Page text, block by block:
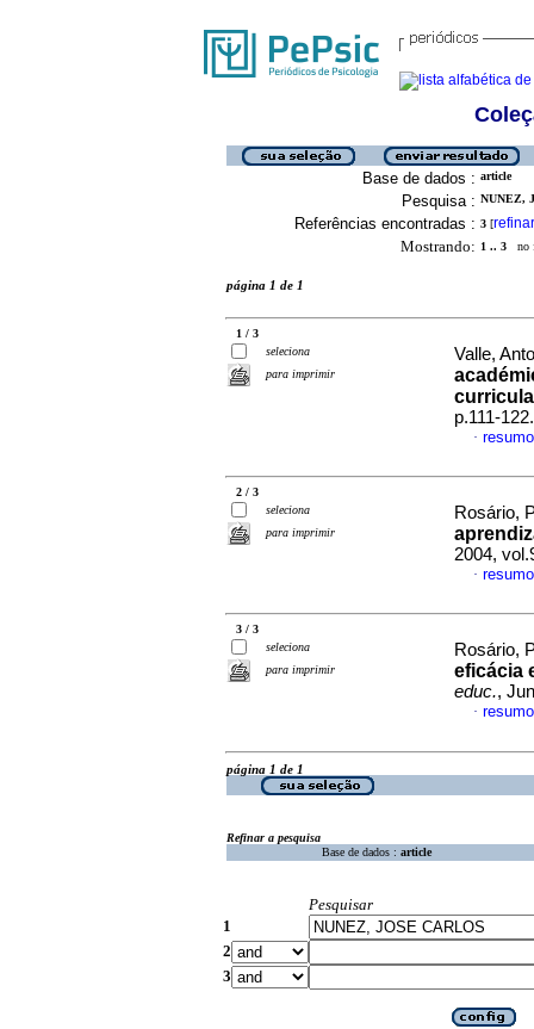
Base de dados : article
Pesquisa : NUNEZ,
Referências encontradas : 3 [refinar
Mostrando: 1 .. 3 no
página 1 de 1
1 / 3
seleciona
para imprimir
Valle,
p.111-
·
2 / 3
seleciona
para imprimir
Rosário,
2004,
·
3 / 3
seleciona
para imprimir
Rosário,
eficácia
educ.,
·
página 1 de 1
Refinar a pesquisa
Base de dados : article
Pesquisar
1
2
3